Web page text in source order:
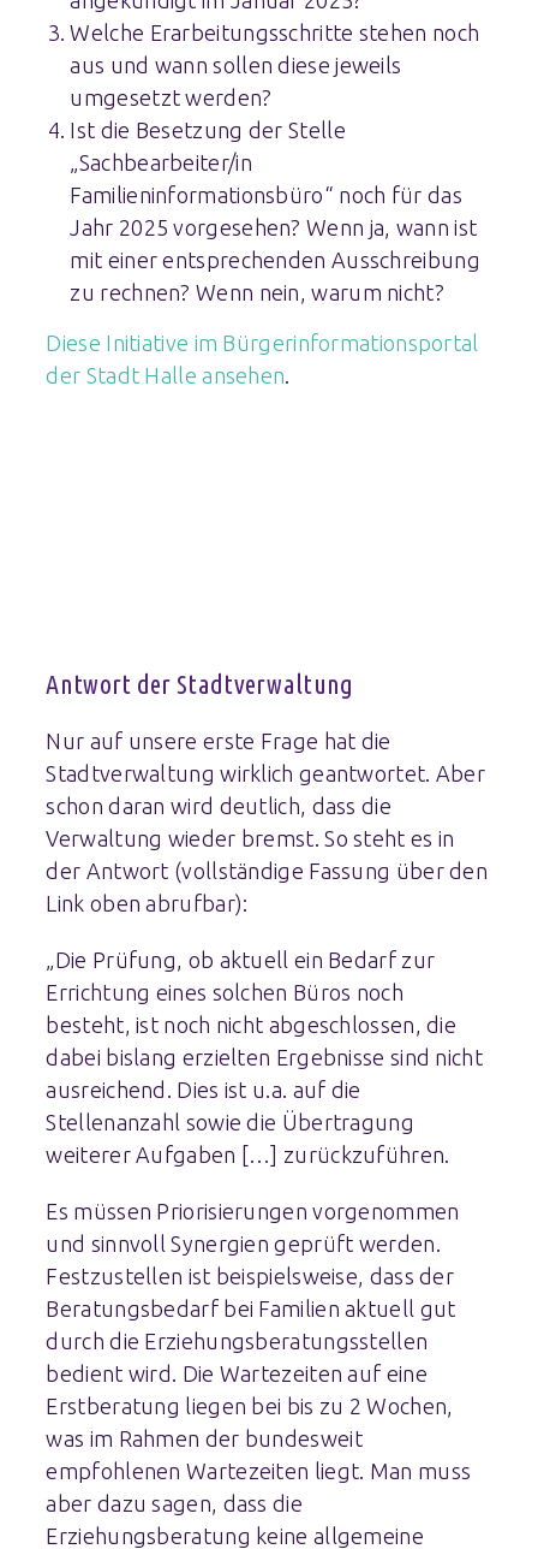
Welche Erarbeitungsschritte stehen noch
aus und wann sollen diese jeweils
umgesetzt werden?
Ist die Besetzung der Stelle
„Sachbearbeiter/in
Familieninformationsbüro“ noch für das
Jahr 2025 vorgesehen? Wenn ja, wann ist
mit einer entsprechenden Ausschreibung
zu rechnen? Wenn nein, warum nicht?
Diese Initiative im Bürgerinformationsportal
der Stadt Halle ansehen
Antwort der Stadtverwaltung
Nur auf unsere erste Frage hat die
Stadtverwaltung wirklich geantwortet. Aber
schon daran wird deutlich, dass die
Verwaltung wieder bremst. So steht es in
der Antwort (vollständige Fassung über den
Link oben abrufbar):
„Die Prüfung, ob aktuell ein Bedarf zur
Errichtung eines solchen Büros noch
besteht, ist noch nicht abgeschlossen, die
dabei bislang erzielten Ergebnisse sind nicht
ausreichend. Dies ist u.a. auf die
Stellenanzahl sowie die Übertragung
weiterer Aufgaben […] zurückzuführen.
Es müssen Priorisierungen vorgenommen
und sinnvoll Synergien geprüft werden.
Festzustellen ist beispielsweise, dass der
Beratungsbedarf bei Familien aktuell gut
durch die Erziehungsberatungsstellen
bedient wird. Die Wartezeiten auf eine
Erstberatung liegen bei bis zu 2 Wochen,
was im Rahmen der bundesweit
empfohlenen Wartezeiten liegt. Man muss
aber dazu sagen, dass die
Erziehungsberatung keine allgemeine